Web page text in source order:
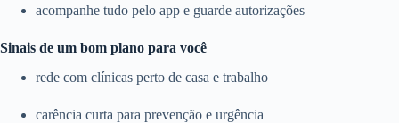
acompanhe tudo pelo app e guarde autorizações
Sinais de um bom plano para você
rede com clínicas perto de casa e trabalho
carência curta para prevenção e urgência